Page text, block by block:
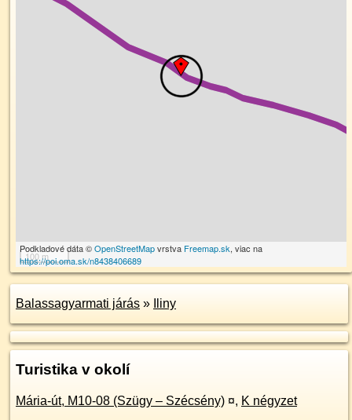
100 m
Podkladové dáta ©OpenStreetMapvrstva Freemap.sk, viac na
https://poi.oma.sk/n8438406689
Balassagyarmati járás » Iliny
Turistika v okolí
Mária-út, M10-08 (Szügy – Szécsény) ¤, K négyzet